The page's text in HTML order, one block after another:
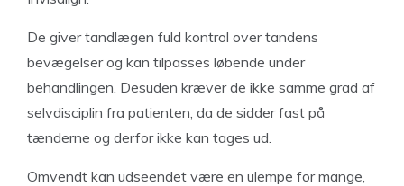
De giver tandlægen fuld kontrol over tandens
bevægelser og kan tilpasses løbende under
behandlingen. Desuden kræver de ikke samme grad af
selvdisciplin fra patienten, da de sidder fast på
tænderne og derfor ikke kan tages ud.
Omvendt kan udseendet være en ulempe for mange,